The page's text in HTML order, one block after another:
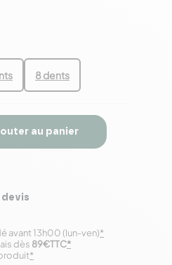
8 dents
au panier
devis
avant 13h00 (lun-ven)*
*
dès 89€TTC*